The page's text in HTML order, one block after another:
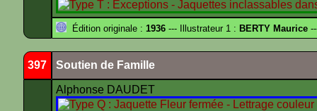
Édition originale : 1936 --- Illustrateur 1 : BERTY Maurice
397 Soutien de Famille
Alphonse DAUDET